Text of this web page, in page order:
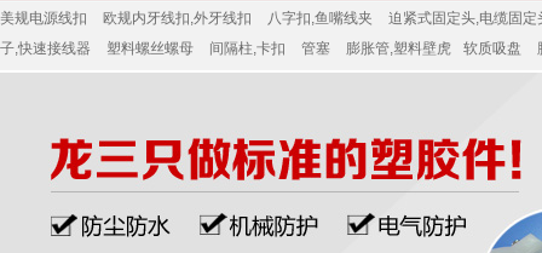
美规电源线扣 欧规内牙线扣,外牙线扣 八字扣,鱼嘴线夹
迫紧式固定头,电缆固定
子,快速接线器
塑料螺丝螺母 间隔柱,卡扣 管塞 膨胀管,塑料壁虎 软质吸盘